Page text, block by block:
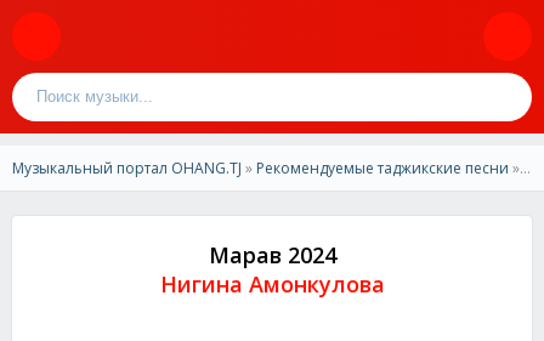
Музыкальный портал OHANG.TJ » Рекомендуемые таджикские песни » Нигина Амонкулова - Марав 2024
Марав 2024
Нигина Амонкулова